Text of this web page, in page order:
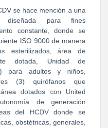
se hace mención a una
diseñada para fines
constante, donde se
ISO 9000 de manera
esterilizados, área de
dotada, Unidad de
para adultos y niños,
(3) quirófanos que
dotados con United
de generación
del HCDV donde se
obstétricas, generales,